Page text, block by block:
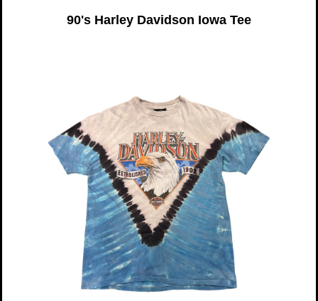
90's Harley Davidson Iowa Tee